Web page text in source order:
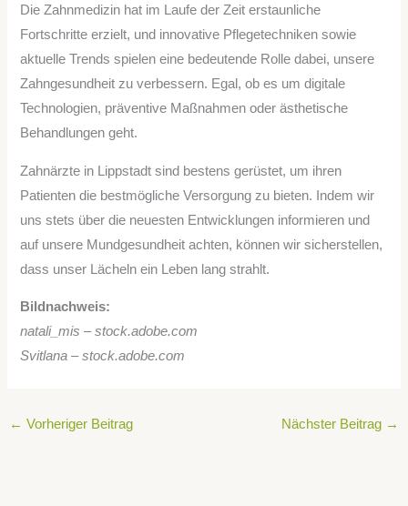
Die Zahnmedizin hat im Laufe der Zeit erstaunliche
Fortschritte erzielt, und innovative Pflegetechniken sowie
aktuelle Trends spielen eine bedeutende Rolle dabei, unsere
Zahngesundheit zu verbessern. Egal, ob es um digitale
Technologien, präventive Maßnahmen oder ästhetische
Behandlungen geht.
Zahnärzte in Lippstadt sind bestens gerüstet, um ihren
Patienten die bestmögliche Versorgung zu bieten. Indem wir
uns stets über die neuesten Entwicklungen informieren und
auf unsere Mundgesundheit achten, können wir sicherstellen,
dass unser Lächeln ein Leben lang strahlt.
Bildnachweis:
natali_mis – stock.adobe.com
Svitlana – stock.adobe.com
← Vorheriger Beitrag Nächster Beitrag →